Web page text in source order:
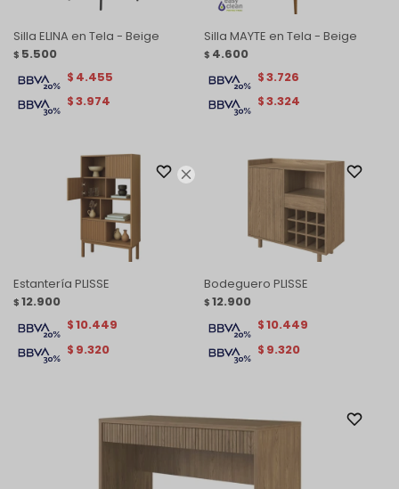

Silla ELINA en Tela - Beige
$ 5.500
$3.974
$ 4.455
Silla MAYTE en Tela - Beige
$ 4.600
$3.324
$3.726
Estantería PLISSE
$ 12.900
$ 9.320
$10.449
Bodeguero PLISSE
$ 12.900
$ 9.320
$10.449